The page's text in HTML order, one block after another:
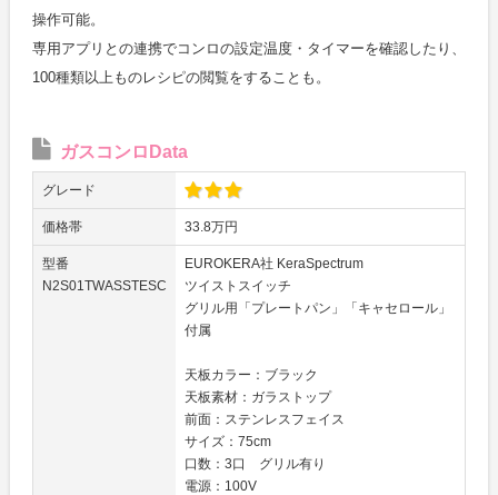
操作可能。
専用アプリとの連携でコンロの設定温度・タイマーを確認したり、
100種類以上ものレシピの閲覧をすることも。
ガスコンロData
グレード
価格帯 33.8万円
型番
N2S01TWASSTESC
EUROKERA社 KeraSpectrum
ツイストスイッチ
グリル用「プレートパン」「キャセロール」
付属
天板カラー：ブラック
天板素材：ガラストップ
前面：ステンレスフェイス
サイズ：75cm
口数：3口 グリル有り
電源：100V